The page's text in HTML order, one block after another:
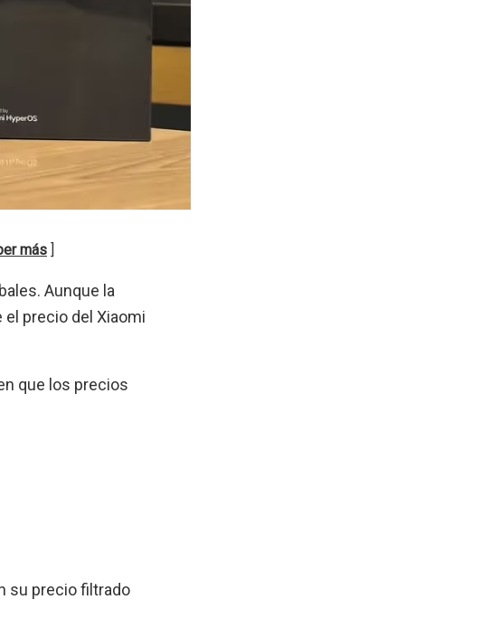
más ]
Aunque la
el precio del Xiaomi
que los precios
su precio filtrado